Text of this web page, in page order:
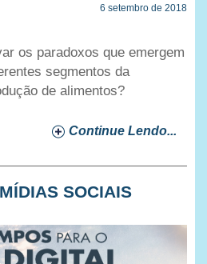
6 setembro de 2018
os paradoxos que emergem
segmentos da
de alimentos?
Continue Lendo...
SOCIAIS